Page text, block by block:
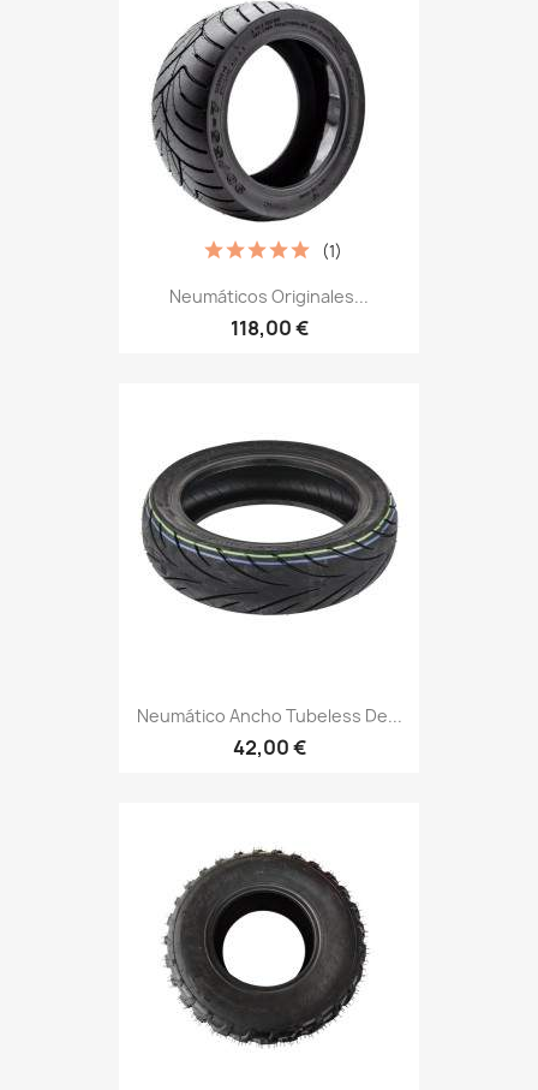
Neumáticos Originales...
118,00 €
(1)
Neumático Ancho Tubeless De...
42,00 €